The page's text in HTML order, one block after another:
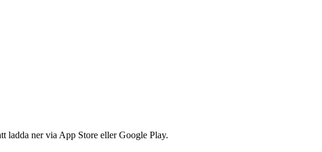
ladda ner via App Store eller Google Play.